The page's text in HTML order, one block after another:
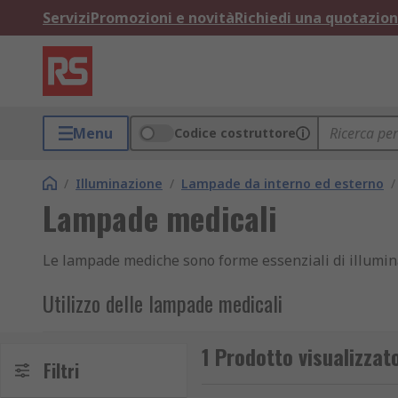
ServiziPromozioni e novitàRichiedi una
Menu Codice costruttore
/ Illuminazione / Lampade da interno ed esterno /
Lampade medicali
Le lampade mediche sono forme essenziali di
Utilizzo delle lampade medicali
La natura adattabile di una lampada medicale
manovrabilità nella posizione desiderata.
Filtri 1 Prodotto